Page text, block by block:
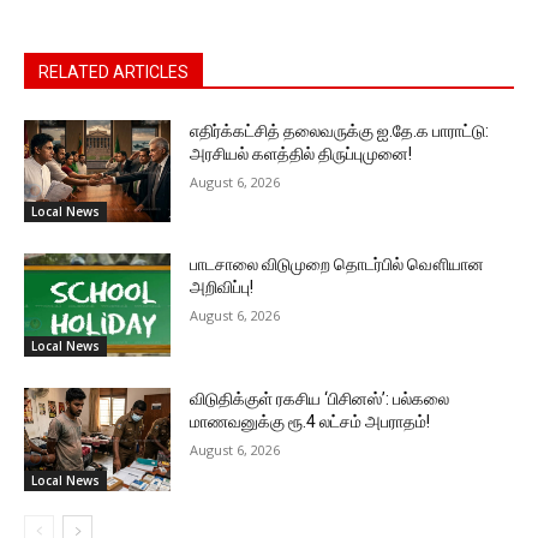
RELATED ARTICLES
Local News
எதிர்க்கட்சித் தலைவருக்கு ஐ.தே.க பாராட்டு:
அரசியல் களத்தில் திருப்புமுனை!
August 6, 2026
Local News
பாடசாலை விடுமுறை தொடர்பில் வௌியான
அறிவிப்பு!
August 6, 2026
Local News
விடுதிக்குள் ரகசிய ‘பிசினஸ்’: பல்கலை
மாணவனுக்கு ரூ.4 லட்சம் அபராதம்!
August 6, 2026